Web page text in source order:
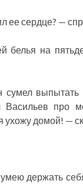
ее сердце? —
белья на
сумел
Васильев про
ухожу домой! —
держать